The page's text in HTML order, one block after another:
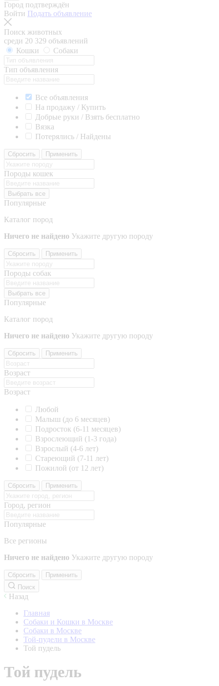
Город подтверждён
Войти Подать объявление
Поиск животных
среди 20 329 объявлений
Кошки
Собаки
Тип объявления
Все объявления
На продажу / Купить
Добрые руки / Взять бесплатно
Вязка
Потерялись / Найдены
Сбросить Применить
Породы кошек
Выбрать все
Популярные
Каталог пород
Ничего не найдено Укажите другую породу
Сбросить Применить
Породы собак
Выбрать все
Популярные
Каталог пород
Ничего не найдено Укажите другую породу
Сбросить Применить
Возраст
Возраст
Любой
Малыш (до 6 месяцев)
Подросток (6-11 месяцев)
Взрослеющий (1-3 года)
Взрослый (4-6 лет)
Стареющий (7-11 лет)
Пожилой (от 12 лет)
Сбросить Применить
Город, регион
Популярные
Все регионы
Ничего не найдено Укажите другую породу
Сбросить
Применить
Поиск
Назад
Главная
Собаки и Кошки в Москве
Собаки в Москве
Той-пудели в Москве
Той пудель
Той пудель